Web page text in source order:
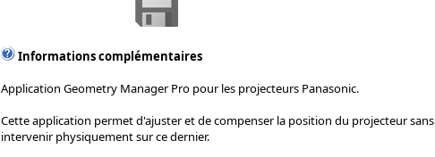
Informations complémentaires
Application Geometry Manager Pro pour les projecteurs Panasonic.
Cette application permet d'ajuster et de compenser la position du projecteur sans
intervenir physiquement sur ce dernier.